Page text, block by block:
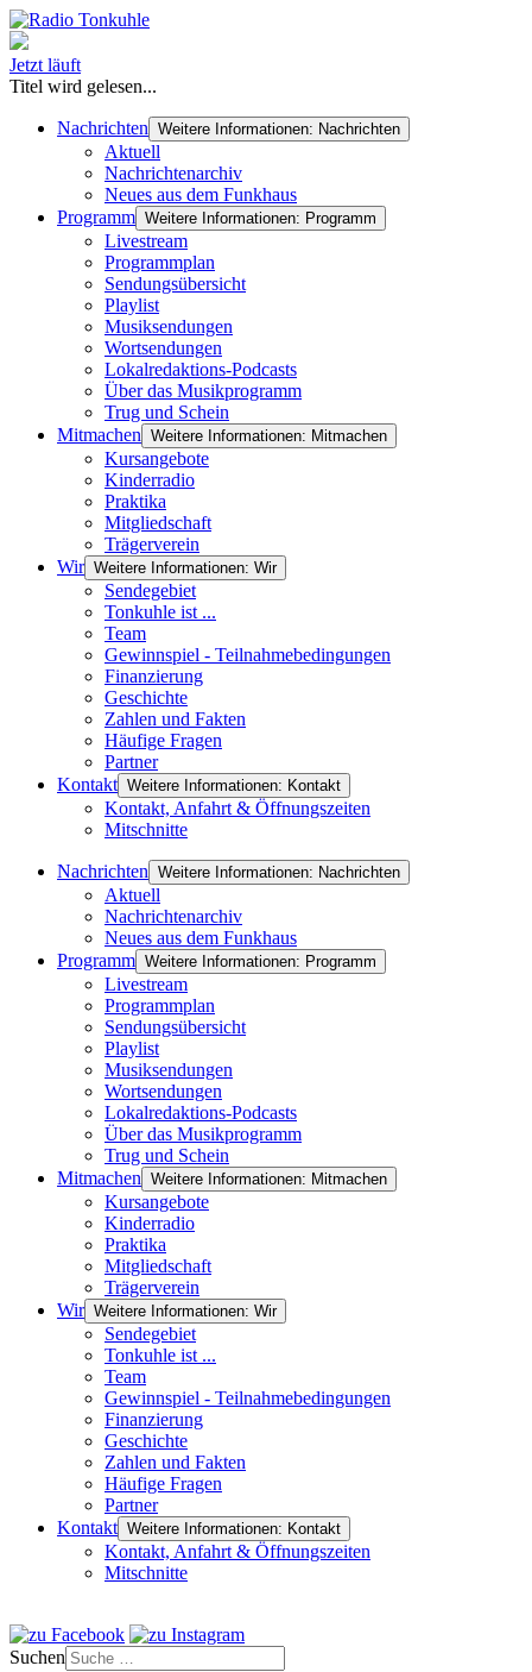
Jetzt läuft
Titel wird gelesen...
Nachrichten Weitere Informationen: Nachrichten
Aktuell
Nachrichtenarchiv
Neues aus dem Funkhaus
Programm Weitere Informationen: Programm
Livestream
Programmplan
Sendungsübersicht
Playlist
Musiksendungen
Wortsendungen
Lokalredaktions-Podcasts
Über das Musikprogramm
Trug und Schein
Mitmachen Weitere Informationen: Mitmachen
Kursangebote
Kinderradio
Praktika
Mitgliedschaft
Trägerverein
Wir Weitere Informationen: Wir
Sendegebiet
Tonkuhle ist ...
Team
Gewinnspiel - Teilnahmebedingungen
Finanzierung
Geschichte
Zahlen und Fakten
Häufige Fragen
Partner
Kontakt Weitere Informationen: Kontakt
Kontakt, Anfahrt & Öffnungszeiten
Mitschnitte
Nachrichten Weitere Informationen: Nachrichten
Aktuell
Nachrichtenarchiv
Neues aus dem Funkhaus
Programm Weitere Informationen: Programm
Livestream
Programmplan
Sendungsübersicht
Playlist
Musiksendungen
Wortsendungen
Lokalredaktions-Podcasts
Über das Musikprogramm
Trug und Schein
Mitmachen Weitere Informationen: Mitmachen
Kursangebote
Kinderradio
Praktika
Mitgliedschaft
Trägerverein
Wir Weitere Informationen: Wir
Sendegebiet
Tonkuhle ist ...
Team
Gewinnspiel - Teilnahmebedingungen
Finanzierung
Geschichte
Zahlen und Fakten
Häufige Fragen
Partner
Kontakt Weitere Informationen: Kontakt
Kontakt, Anfahrt & Öffnungszeiten
Mitschnitte
Suchen